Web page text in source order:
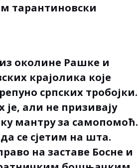
тарантиновски
околине Рашке и
крајолика које
српских тробојки.
је, али не призивају
мантру за самопомоћ.
се сјетим на шта.
на заставе Босне и